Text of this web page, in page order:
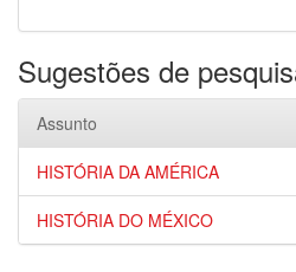
Sugestões de
Assunto
HISTÓRIA DA AMÉRICA
HISTÓRIA DO MÉXICO